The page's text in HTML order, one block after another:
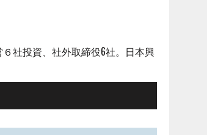
社投資、社外取締役6社。日本興